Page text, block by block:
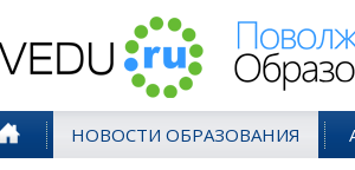
НОВОСТИ ОБРАЗОВАНИЯ